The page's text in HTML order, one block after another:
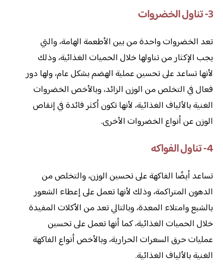
3- تناول الخضروات
تعد الخضروات واحدة من بين الأطعمة الهامة، والتي
يجب الإكثار من تناولها خلال الحميات الغذائية، وذلك
لأنها تساعد على تحسين عملية الهضم بشكل عام، ولها دور
فعال في التخلص من الوزن الزائد، وبالأخص الخضروات
الغنية بالألياف الغذائية، لأنها تكون أكثر فائدة في إنقاص
الوزن عن أنواع الخضروات الأخرى.
4- تناول الفواكه
تساعد أيضًا الفاكهة على تحسين الوزن، والتخلص من
الدهون المتراكمة، وذلك لأنها تعمل على إعطاء الشعور
بالشبع وامتلاء المعدة، وبالتالي تعد من الأكلات المفيدة
خلال الحميات الغذائية، كما أنها تعمل على تحسين
عمليات حرق السعرات الحرارية، وبالأخص أنواع الفاكهة
الغنية بالألياف الغذائية.